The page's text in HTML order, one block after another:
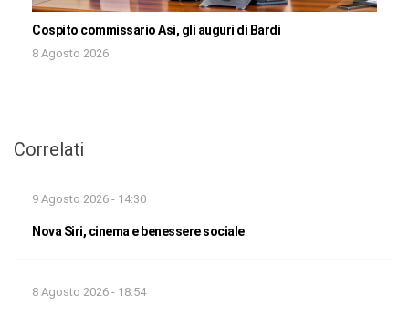
Cospito commissario Asi, gli auguri di Bardi
8 Agosto 2026
Correlati
9 Agosto 2026 - 14:30
Nova Siri, cinema e benessere sociale
8 Agosto 2026 - 18:54